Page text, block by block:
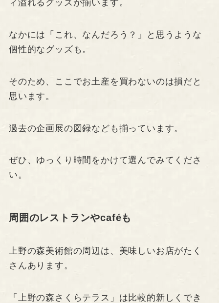
ィ溢れるグッズが揃います。
なかには「これ、なんだろう？」と思うような
個性的なグッズも。
そのため、ここでお土産を買わないのは損だと
思います。
過去の企画展の図録なども揃っています。
ぜひ、ゆっくり時間をかけて選んでみてくださ
い。
周囲のレストランやcaféも
上野の森美術館の周辺は、美味しいお店がたく
さんあります。
「上野の森さくらテラス」は比較的新しくでき